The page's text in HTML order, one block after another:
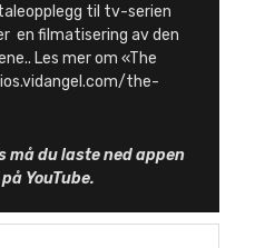
til tv-serien
en filmatisering av den
Les mer om «The
the-
må du laste ned appen
YouTube.